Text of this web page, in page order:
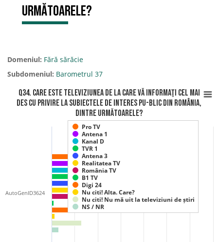
următoarele?
Domeniul: Fără sărăcie
Subdomeniul: Barometrul 37
Q34. Care este televiziunea de la care vă informaţi cel mai
des cu privire la subiectele de interes pu-blic din România,
dintre următoarele?
Pro TV
Antena 1
Kanal D
TVR 1
Antena 3
Realitatea TV
România TV
B1 TV
Digi 24
Nu citi! Alta. Care?
Nu citi! Nu mă uit la televiziuni de știri
NS / NR
AutoGenID3624